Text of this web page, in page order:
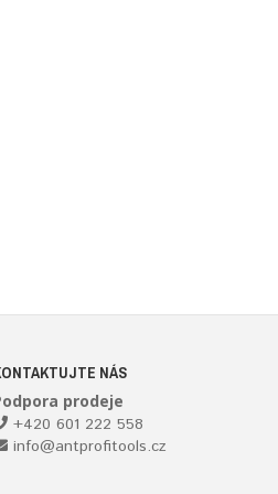
NÁS
prodeje
+420 601 222 558
info@antprofitools.cz